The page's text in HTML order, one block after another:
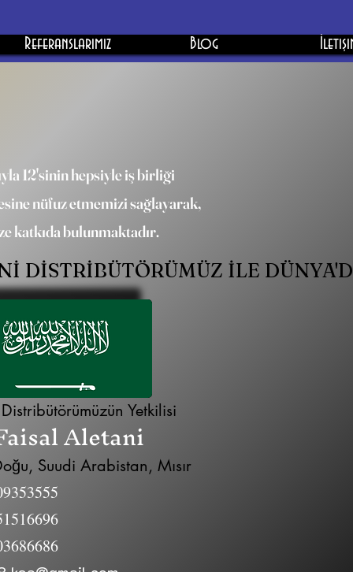
Referanslarımız Blog
12'sinin hepsiyle iş birliği
nüfuz etmemizi sağlayarak,
katkıda bulunmaktadır.
Yetkilisi
Aletani
Suudi Arabistan, Mısır